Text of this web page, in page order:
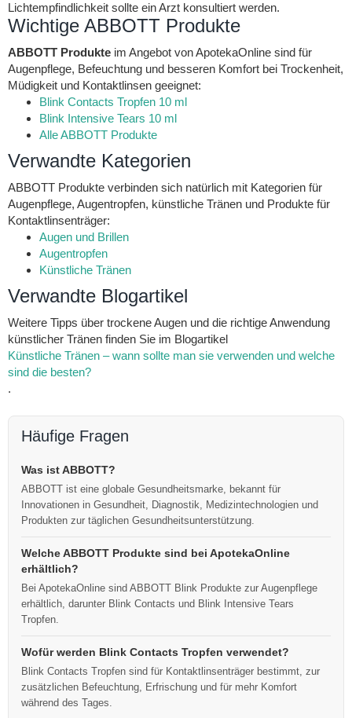
Lichtempfindlichkeit sollte ein Arzt konsultiert werden.
Wichtige ABBOTT Produkte
ABBOTT Produkte im Angebot von ApotekaOnline sind für
Augenpflege, Befeuchtung und besseren Komfort bei Trockenheit,
Müdigkeit und Kontaktlinsen geeignet:
Blink Contacts Tropfen 10 ml
Blink Intensive Tears 10 ml
Alle ABBOTT Produkte
Verwandte Kategorien
ABBOTT Produkte verbinden sich natürlich mit Kategorien für
Augenpflege, Augentropfen, künstliche Tränen und Produkte für
Kontaktlinsenträger:
Augen und Brillen
Augentropfen
Künstliche Tränen
Verwandte Blogartikel
Weitere Tipps über trockene Augen und die richtige Anwendung
künstlicher Tränen finden Sie im Blogartikel
Künstliche Tränen – wann sollte man sie verwenden und welche
sind die besten?
.
Häufige Fragen
Was ist ABBOTT?
ABBOTT ist eine globale Gesundheitsmarke, bekannt für
Innovationen in Gesundheit, Diagnostik, Medizintechnologien und
Produkten zur täglichen Gesundheitsunterstützung.
Welche ABBOTT Produkte sind bei ApotekaOnline
erhältlich?
Bei ApotekaOnline sind ABBOTT Blink Produkte zur Augenpflege
erhältlich, darunter Blink Contacts und Blink Intensive Tears
Tropfen.
Wofür werden Blink Contacts Tropfen verwendet?
Blink Contacts Tropfen sind für Kontaktlinsenträger bestimmt, zur
zusätzlichen Befeuchtung, Erfrischung und für mehr Komfort
während des Tages.